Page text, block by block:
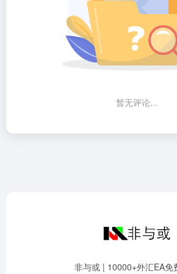
暂无评论...
非与或 | 10000+外汇EA免